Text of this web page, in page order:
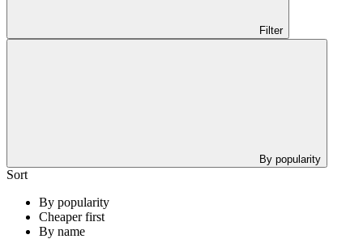
Filter
By popularity
Sort
By popularity
Cheaper first
By name